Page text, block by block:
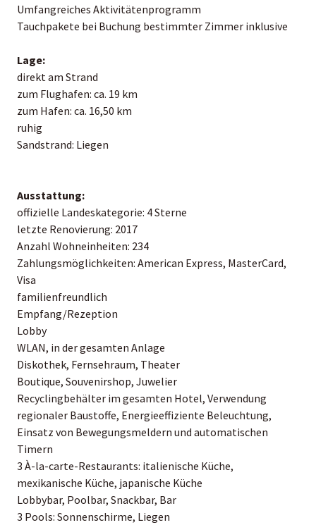
Umfangreiches Aktivitätenprogramm
Tauchpakete bei Buchung bestimmter Zimmer inklusive
Lage:
direkt am Strand
zum Flughafen: ca. 19 km
zum Hafen: ca. 16,50 km
ruhig
Sandstrand: Liegen
Ausstattung:
offizielle Landeskategorie: 4 Sterne
letzte Renovierung: 2017
Anzahl Wohneinheiten: 234
Zahlungsmöglichkeiten: American Express, MasterCard,
Visa
familienfreundlich
Empfang/Rezeption
Lobby
WLAN, in der gesamten Anlage
Diskothek, Fernsehraum, Theater
Boutique, Souvenirshop, Juwelier
Recyclingbehälter im gesamten Hotel, Verwendung
regionaler Baustoffe, Energieeffiziente Beleuchtung,
Einsatz von Bewegungsmeldern und automatischen
Timern
3 À-la-carte-Restaurants: italienische Küche,
mexikanische Küche, japanische Küche
Lobbybar, Poolbar, Snackbar, Bar
3 Pools: Sonnenschirme, Liegen